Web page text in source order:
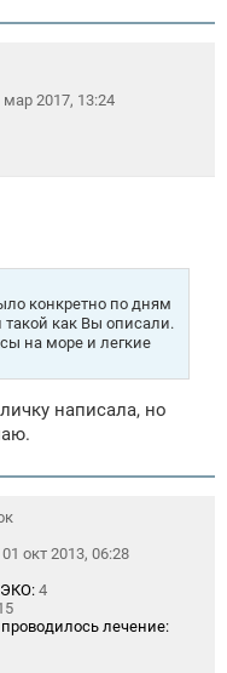
мар 2017, 13:24
конкретно по дням
как Вы описали.
на море и легкие
написала, но
01 окт 2013, 06:28
ЭКО: 4
лечение: